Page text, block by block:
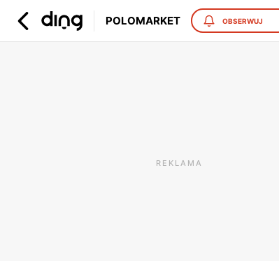
POLOMARKET OBSERWUJ
REKLAMA